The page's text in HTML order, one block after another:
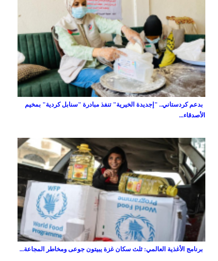
بدعم كردستاني.. "إجديدة الخيرية" تنفذ مبادرة "سنابل كردية" بمخيم
الأصدقاء...
برنامج الأغذية العالمي: ثلث سكان غزة يبيتون جوعى ومخاطر المجاعة...